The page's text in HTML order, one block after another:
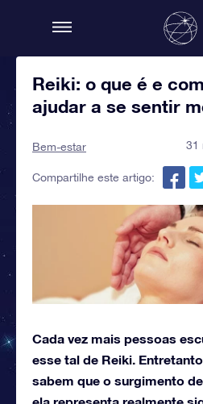
Reiki: o que é e
ajudar a se sentir
Bem-estar 31
Compartilhe este artigo:
Cada vez mais pessoas
esse tal de Reiki.
sabem que o surgimento